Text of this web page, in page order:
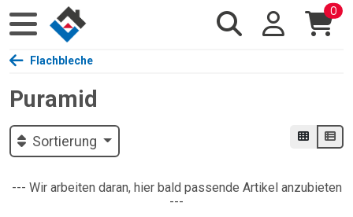
0
Flachbleche
Puramid
Sortierung
--- Wir arbeiten daran, hier bald passende Artikel anzubieten
---